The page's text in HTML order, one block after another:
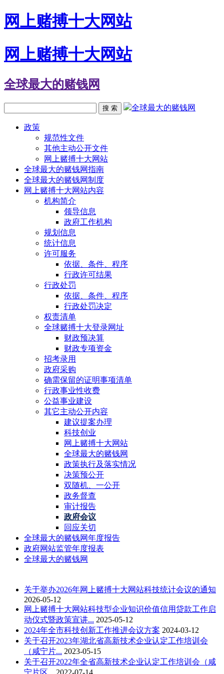
网上赌搏十大网站
网上赌搏十大网站
全球最大的赌钱网
搜 索 全球最大的赌钱网
政策
规范性文件
其他主动公开文件
网上赌搏十大网站
全球最大的赌钱网指南
全球最大的赌钱网制度
网上赌搏十大网站内容
机构简介
领导信息
政府工作机构
规划信息
统计信息
许可服务
依据、条件、程序
行政许可结果
行政处罚
依据、条件、程序
行政处罚决定
权责清单
全球赌搏十大登录网址
财政预决算
财政专项资金
招考录用
政府采购
确需保留的证明事项清单
行政事业性收费
公益事业建设
其它主动公开内容
建议提案办理
科技创业
网上赌搏十大网站
全球最大的赌钱网
政策执行及落实情况
决策预公开
双随机、一公开
政务督查
审计报告
政府会议
回应关切
全球最大的赌钱网年度报告
政府网站监管年度报表
全球最大的赌钱网
关于举办2026年网上赌搏十大网站科技统计会议的通知
2026-05-12
网上赌搏十大网站科技型企业知识价值信用贷款工作启
动仪式暨政策宣讲... 2025-05-12
2024年全市科技创新工作推进会议方案 2024-03-12
关于召开2023年湖北省高新技术企业认定工作培训会
（咸宁片... 2023-05-15
关于召开2022年全省高新技术企业认定工作培训会（咸